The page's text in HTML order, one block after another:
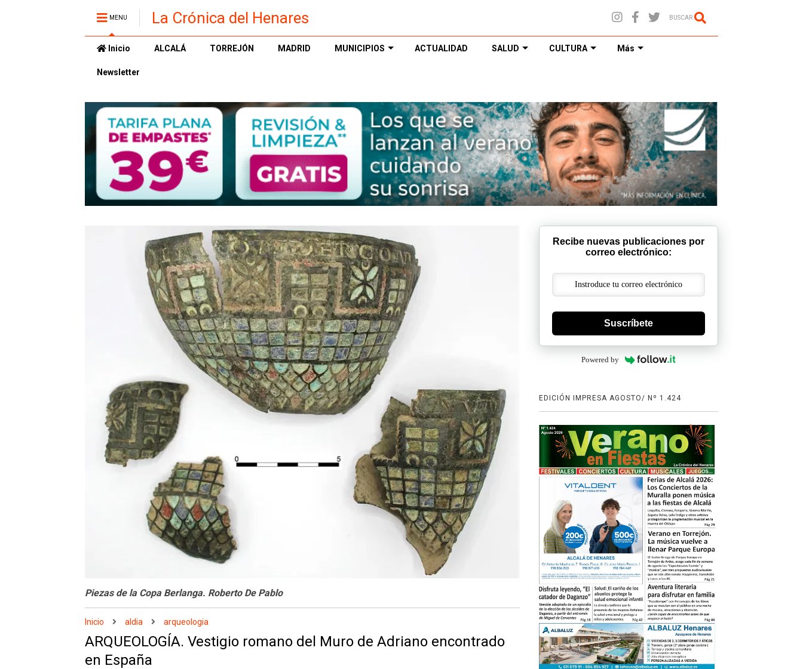
MENU La Crónica del Henares BUSCAR
Inicio ALCALÁ TORREJÓN MADRID MUNICIPIOS ACTUALIDAD SALUD CULTURA Más
Newsletter
Piezas de la Copa Berlanga. Roberto De Pablo
Inicio aldia arqueologia
ARQUEOLOGÍA. Vestigio romano del Muro de Adriano encontrado
en España
Recibe nuevas publicaciones por
correo electrónico:
Suscríbete
Powered by
EDICIÓN IMPRESA AGOSTO/ Nº 1.424